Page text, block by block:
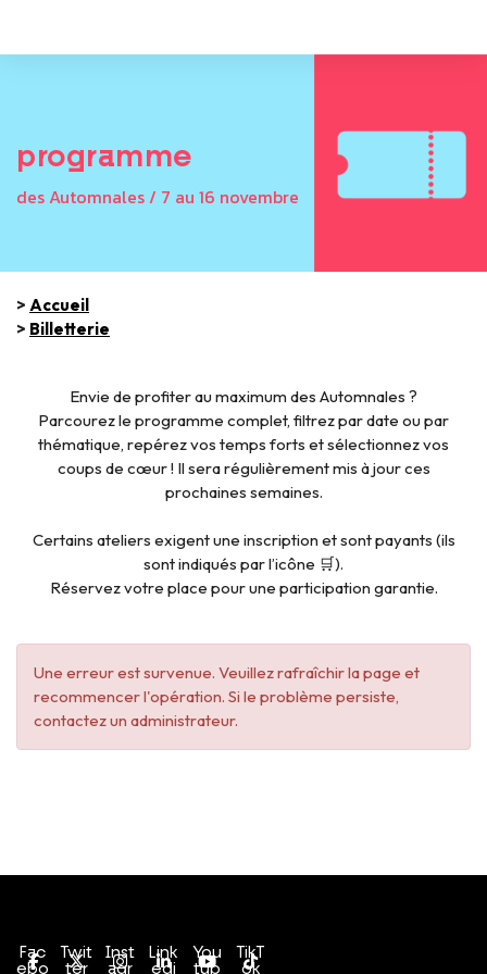
programme
des Automnales / 7 au 16 novembre
> Accueil
> Billetterie
Envie de profiter au maximum des Automnales ?
Parcourez le programme complet, filtrez par date ou par
thématique, repérez vos temps forts et sélectionnez vos
coups de cœur ! Il sera régulièrement mis à jour ces
prochaines semaines.
Certains ateliers exigent une inscription et sont payants (ils
sont indiqués par l’icône 🛒).
Réservez votre place pour une participation garantie.
Une erreur est survenue. Veuillez rafraîchir la page et
recommencer l'opération. Si le problème persiste,
contactez un administrateur.
Fac
ebo
Twit
ter
Inst
agr
Link
edi
You
tub
TikT
ok